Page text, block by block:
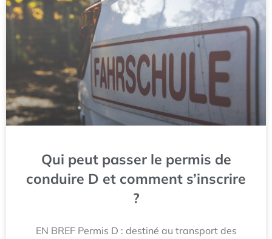
Qui peut passer le permis de
conduire D et comment s’inscrire
?
EN BREF Permis D : destiné au transport des